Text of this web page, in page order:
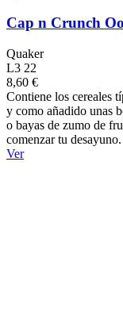
Cap n Crunch
Quaker
L3 22
8,60 €
Contiene los cereales
y como añadido unas
o bayas de zumo de
comenzar tu desayuno.
Ver